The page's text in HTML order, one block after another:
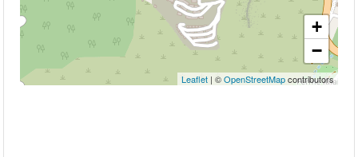
+
−
Leaflet| ©OpenStreetMapcontributors